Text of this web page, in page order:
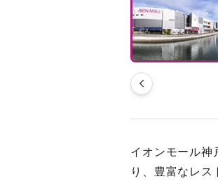
イオンモール神
り、豊富なレ